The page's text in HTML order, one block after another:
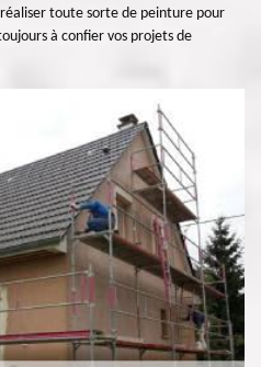
toute sorte de peinture pour
à confier vos projets de